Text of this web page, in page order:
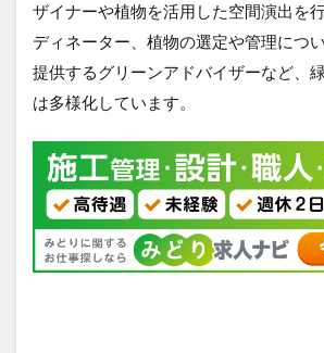
ザイナーや植物を活用した空間演出を
ディネーター、植物の選定や管理につ
提供するグリーンアドバイザーなど、
は多様化しています。